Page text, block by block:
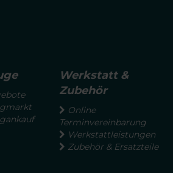
Werkstatt &
Zubehör
Online
Terminvereinbarung
Werkstattleistungen
Zubehör & Ersatzteile